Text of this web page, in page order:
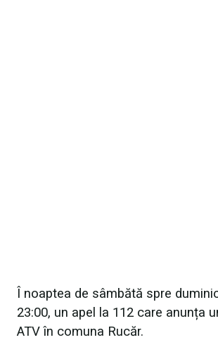
Î noaptea de sâmbătă spre
23:00, un apel la 112 care anunța
ATV în comuna Rucăr.